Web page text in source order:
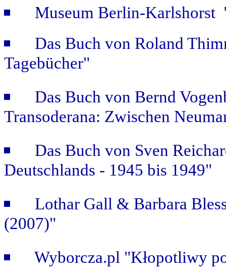
Museum Berlin-Karlshorst
Das Buch von Roland
Tagebücher"
Das Buch von Bernd
Transoderana: Zwischen
Das Buch von Sven
Deutschlands - 1945 bis 1949"
Lothar Gall & Barbara
(2007)"
Wyborcza.pl "Kłopotliwy